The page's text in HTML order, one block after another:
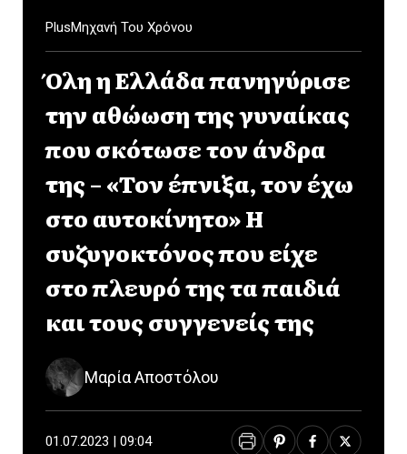
PlusΜηχανή Του Χρόνου
Όλη η Ελλάδα πανηγύρισε
την αθώωση της γυναίκας
που σκότωσε τον άνδρα
της – «Τον έπνιξα, τον έχω
στο αυτοκίνητο» Η
συζυγοκτόνος που είχε
στο πλευρό της τα παιδιά
και τους συγγενείς της
Μαρία Αποστόλου
01.07.2023 | 09:04